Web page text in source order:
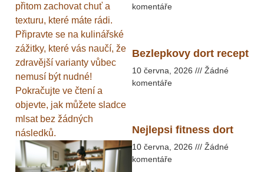
přitom zachovat chuť a
texturu, které máte rádi.
Připravte se na kulinářské
zážitky, které vás naučí, že
zdravější varianty vůbec
nemusí být nudné!
Pokračujte ve čtení a
objevte, jak můžete sladce
mlsat bez žádných
následků.
komentáře
Bezlepkovy dort recept
10 června, 2026
Žádné
komentáře
Nejlepsi fitness dort
10 června, 2026
Žádné
komentáře